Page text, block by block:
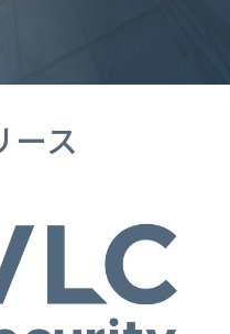
ース